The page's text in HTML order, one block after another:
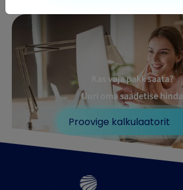
Kas vaja pakk saata?
Uuri oma saadetise hinda
Proovige kalkulaatorit